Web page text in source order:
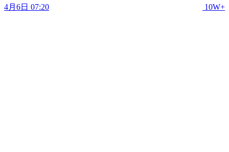
4月6日 07:20 10W+